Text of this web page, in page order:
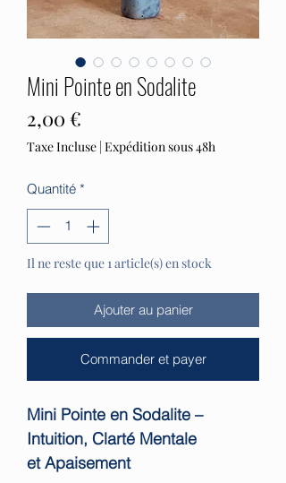
Mini Pointe en Sodalite
2,00 €
Taxe Incluse | Expédition sous 48h
Quantité *
Il ne reste que 1 article(s) en stock
Ajouter au panier
Commander et payer
Mini Pointe en Sodalite –
Intuition, Clarté Mentale
et Apaisement